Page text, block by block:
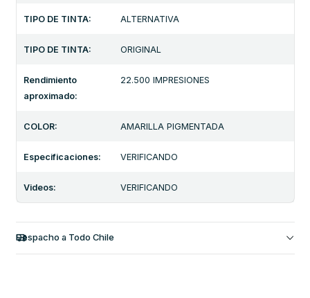
TIPO DE TINTA: ALTERNATIVA
TIPO DE TINTA: ORIGINAL
Rendimiento
aproximado:
22.500 IMPRESIONES
COLOR: AMARILLA PIGMENTADA
Especificaciones: VERIFICANDO
Videos: VERIFICANDO
Despacho a Todo Chile